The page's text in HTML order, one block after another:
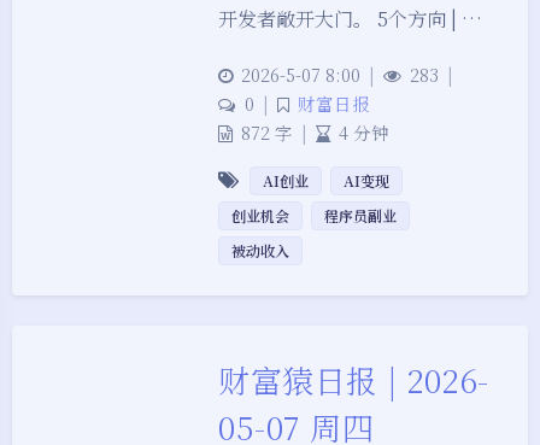
开发者敞开大门。 5个方向 | …
2026-5-07 8:00 | 283 |
0 |
财富日报
872 字 | 4 分钟
AI创业
AI变现
创业机会
程序员副业
被动收入
财富猿日报 | 2026-
05-07 周四